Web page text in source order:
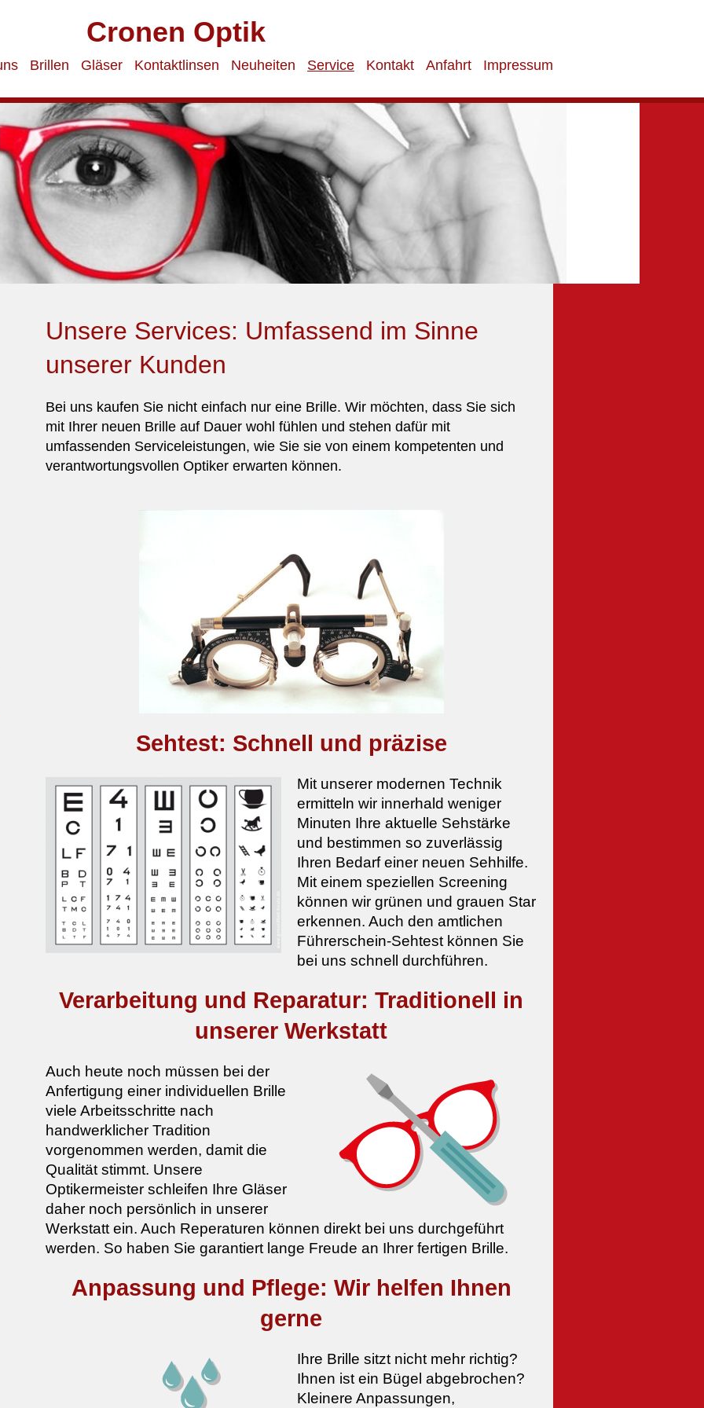
Cronen Optik
Brillen Gläser Kontaktlinsen Neuheiten Service Kontakt Anfahrt Impressum
Unsere Services: Umfassend im Sinne
unserer Kunden
Bei uns kaufen Sie nicht einfach nur eine Brille. Wir möchten, dass Sie sich
mit Ihrer neuen Brille auf Dauer wohl fühlen und stehen dafür mit
umfassenden Serviceleistungen, wie Sie sie von einem kompetenten und
verantwortungsvollen Optiker erwarten können.
Sehtest: Schnell und präzise
Mit unserer modernen Technik
ermitteln wir innerhald weniger
Minuten Ihre aktuelle Sehstärke
und bestimmen so zuverlässig
Ihren Bedarf einer neuen Sehhilfe.
Mit einem speziellen Screening
können wir grünen und grauen Star
erkennen. Auch den amtlichen
Führerschein-Sehtest können Sie
bei uns schnell durchführen.
Verarbeitung und Reparatur: Traditionell in
unserer Werkstatt
Auch heute noch müssen bei der
Anfertigung einer individuellen Brille
viele Arbeitsschritte nach
handwerklicher Tradition
vorgenommen werden, damit die
Qualität stimmt. Unsere
Optikermeister schleifen Ihre Gläser
daher noch persönlich in unserer
Werkstatt ein. Auch Reperaturen können direkt bei uns durchgeführt
werden. So haben Sie garantiert lange Freude an Ihrer fertigen Brille.
Anpassung und Pflege: Wir helfen Ihnen
gerne
Ihre Brille sitzt nicht mehr richtig?
Ihnen ist ein Bügel abgebrochen?
Kleinere Anpassungen,